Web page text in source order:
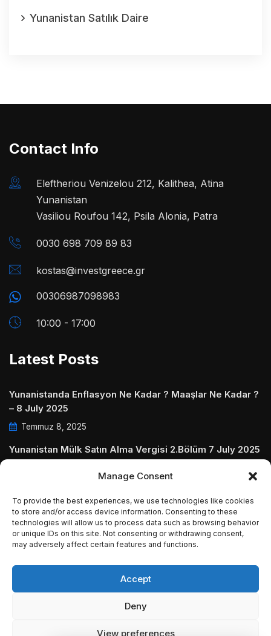
Manage Consent
To provide the best experiences, we use technologies like cookies
to store and/or access device information. Consenting to these
technologies will allow us to process data such as browsing behavior
or unique IDs on this site. Not consenting or withdrawing consent,
may adversely affect certain features and functions.
Accept
Deny
View preferences
Yunanistan Satılık Daire
Contact Info
Eleftheriou Venizelou 212, Kalithea, Atina
Yunanistan
Vasiliou Roufou 142, Psila Alonia, Patra
0030 698 709 89 83
kostas@investgreece.gr
00306987098983
10:00 - 17:00
Latest Posts
Yunanistanda Enflasyon Ne Kadar ? Maaşlar Ne Kadar ?
– 8 July 2025
Temmuz 8, 2025
Yunanistan Mülk Satın Alma Vergisi 2.Bölüm 7 July 2025
July 2025
Temmuz 5, 2025
© Copyright 2009 - 2025 InvestGreece. All Rights